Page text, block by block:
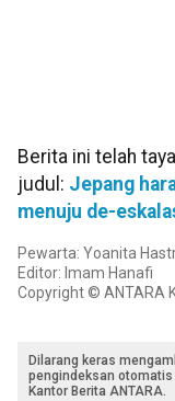
Berita ini telah
judul: Jepang
menuju de-
Pewarta: Yoanita
Editor: Imam Hanafi
Copyright © ANTARA
Dilarang keras
pengindeksan
Kantor Berita ANTARA.